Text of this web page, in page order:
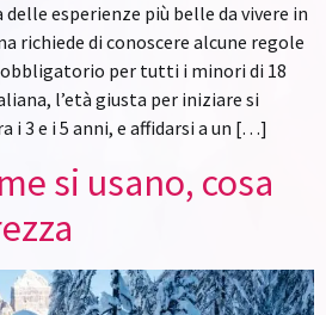
delle esperienze più belle da vivere in
richiede di conoscere alcune regole
per tutti i minori di 18
l’età giusta per iniziare si
i 3 e i 5 anni, e affidarsi a un […]
si usano, cosa